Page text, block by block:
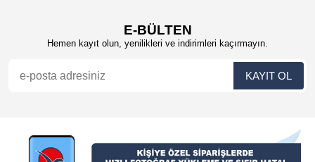
E-BÜLTEN
Hemen kayıt olun, yenilikleri ve indirimleri kaçırmayın.